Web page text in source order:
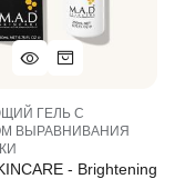
ГЕЛЬ С
ВЫРАВНИВАНИЯ
- Brightening